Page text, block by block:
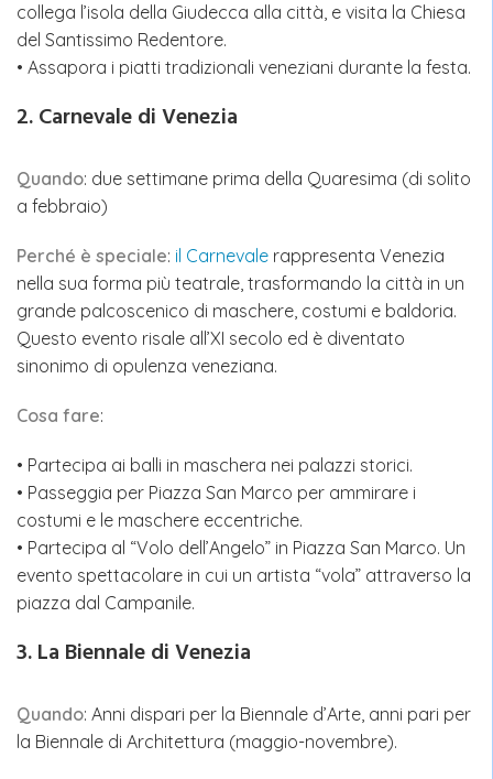
collega l’isola della Giudecca alla città, e visita la Chiesa
del Santissimo Redentore.
• Assapora i piatti tradizionali veneziani durante la festa.
2. Carnevale di Venezia
Quando: due settimane prima della Quaresima (di solito
a febbraio)
Perché è speciale: il Carnevale rappresenta Venezia
nella sua forma più teatrale, trasformando la città in un
grande palcoscenico di maschere, costumi e baldoria.
Questo evento risale all’XI secolo ed è diventato
sinonimo di opulenza veneziana.
Cosa fare:
• Partecipa ai balli in maschera nei palazzi storici.
• Passeggia per Piazza San Marco per ammirare i
costumi e le maschere eccentriche.
• Partecipa al “Volo dell’Angelo” in Piazza San Marco. Un
evento spettacolare in cui un artista “vola” attraverso la
piazza dal Campanile.
3. La Biennale di Venezia
Quando: Anni dispari per la Biennale d’Arte, anni pari per
la Biennale di Architettura (maggio-novembre).